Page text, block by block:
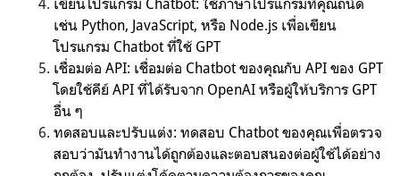
เช่น Python, JavaScript, หรือ Node.js เพื่อเขียน
โปรแกรม Chatbot ที่ใช้ GPT
เชื่อมต่อ API: เชื่อมต่อ Chatbot ของคุณกับ API ของ GPT
โดยใช้คีย์ API ที่ได้รับจาก OpenAI หรือผู้ให้บริการ GPT
อื่น ๆ
ทดสอบและปรับแต่ง: ทดสอบ Chatbot ของคุณเพื่อตรวจ
สอบว่ามันทำงานได้ถูกต้องและตอบสนองต่อผู้ใช้ได้อย่าง